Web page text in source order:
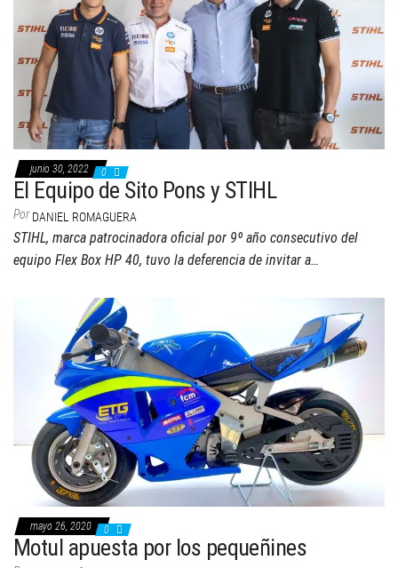
junio 30, 2022 0
El Equipo de Sito Pons y STIHL
Por DANIEL ROMAGUERA
STIHL, marca patrocinadora oficial por 9º año consecutivo del
equipo Flex Box HP 40, tuvo la deferencia de invitar a…
mayo 26, 2020 0
Motul apuesta por los pequeñines